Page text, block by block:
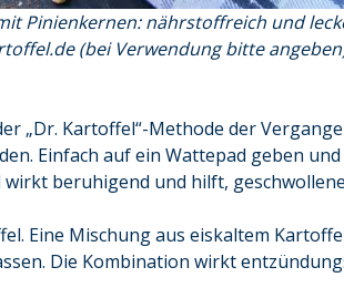
Pinienkernen: nährstoffreich und
(bei Verwendung bitte
„Dr. Kartoffel“-Methode der
Einfach auf ein Wattepad geben
beruhigend und hilft,
Eine Mischung aus eiskaltem
Die Kombination wirkt